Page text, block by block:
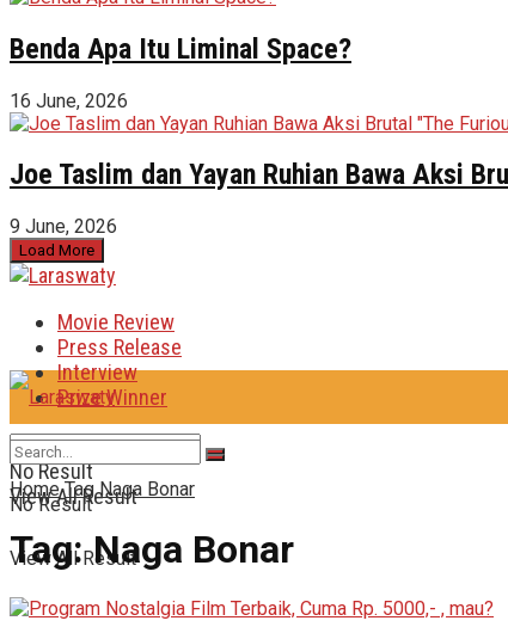
Benda Apa Itu Liminal Space?
16 June, 2026
Joe Taslim dan Yayan Ruhian Bawa Aksi
9 June, 2026
Load More
Movie Review
Press Release
Interview
Prize Winner
No Result
View All Result
No Result
View All Result
Home Tag Naga Bonar
Tag:Naga Bonar